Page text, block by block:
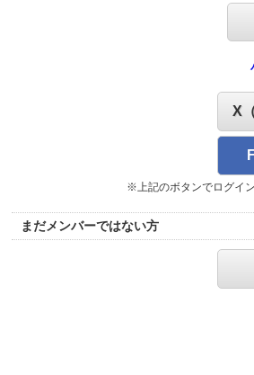
X
※上記のボタンでログイ
まだメンバーではない方